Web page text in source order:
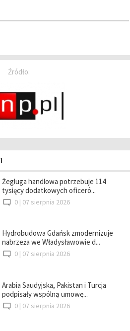
Źródło:
Żegluga handlowa potrzebuje 114
tysięcy dodatkowych oficeró...
0 | 07 sierpnia 2026
Hydrobudowa Gdańsk zmodernizuje
nabrzeża we Władysławowie d...
0 | 07 sierpnia 2026
Arabia Saudyjska, Pakistan i Turcja
podpisały wspólną umowę...
0 | 07 sierpnia 2026